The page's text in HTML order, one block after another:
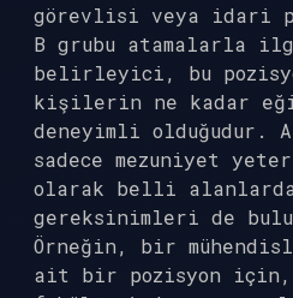
görevlisi veya idari
B grubu atamalarla
belirleyici, bu
kişilerin ne kadar
deneyimli olduğudur.
sadece mezuniyet
olarak belli
gereksinimleri de
Örneğin, bir
ait bir pozisyon için,